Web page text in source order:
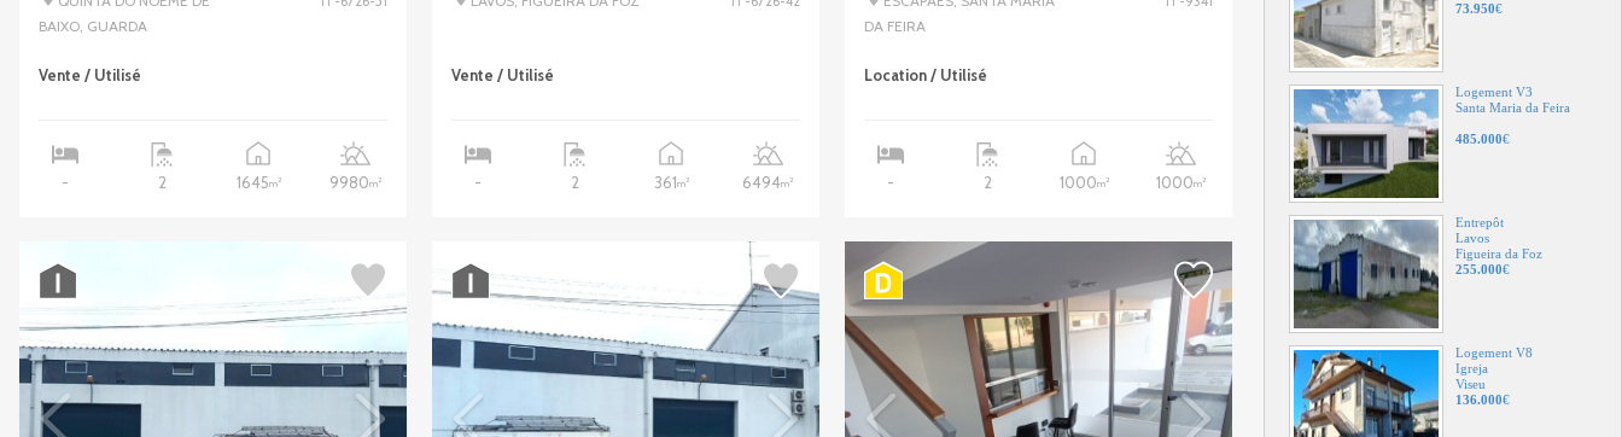
485.000
Entrepôt
Lavos
255.000€
Logement V8
Igreja
Viseu
136.000€
Terrain
Alagoas
Arouca
74.500€
BAIXO, GUARDA
Vente / Utilisé
- 2 1645m2 9980m2
Vente / Utilisé
- 2 361m2 6494m2
DA FEIRA
Location / Utilisé
- 2 1000m2 1000m2